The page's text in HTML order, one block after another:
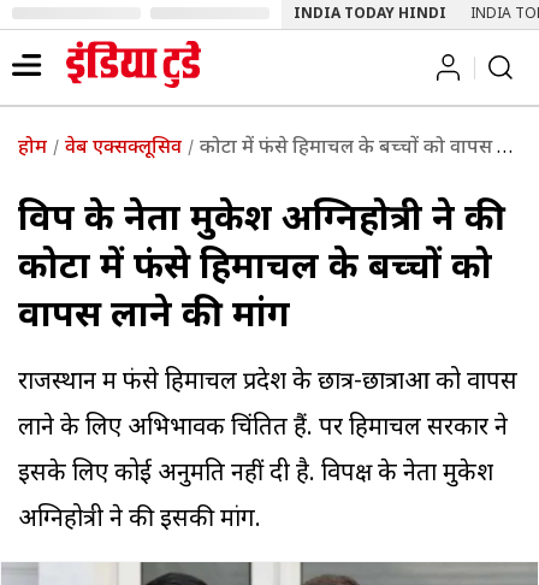
INDIA TODAY HINDI INDIA
होम वेब एक्सक्लूसिव कोटा में फंसे हिमाचल के बच्चों को वापस लाने की मांग
विपक्ष के नेता मुकेश अग्निहोत्री ने की
कोटा में फंसे हिमाचल के बच्चों को
वापस लाने की मांग
राजस्थान में फंसे हिमाचल प्रदेश के छात्र-छात्राओं को वापस
लाने के लिए अभिभावक चिंतित हैं. पर हिमाचल सरकार ने
इसके लिए कोई अनुमति नहीं दी है. विपक्ष के नेता मुकेश
अग्निहोत्री ने की इसकी मांग.